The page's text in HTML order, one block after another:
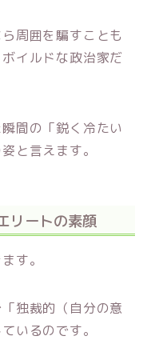
周囲を騙すことも
イルドな政治家だ
間の「鋭く冷たい
と言えます。
リートの素顔
す。
独裁的（自分の意
いるのです。